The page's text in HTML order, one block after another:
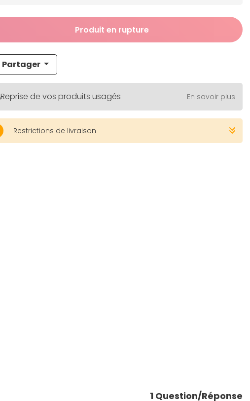
Produit en rupture
Partager
Reprise de vos produits usagés En savoir plus
Restrictions de livraison
1 Question/Réponse